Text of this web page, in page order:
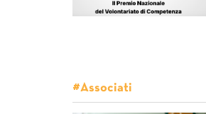
#Associati